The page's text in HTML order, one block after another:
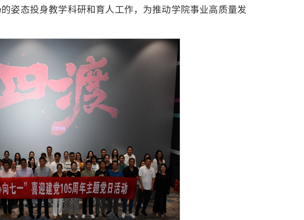
姿态投身教学科研和育人工作，为推动学院事业高质量发